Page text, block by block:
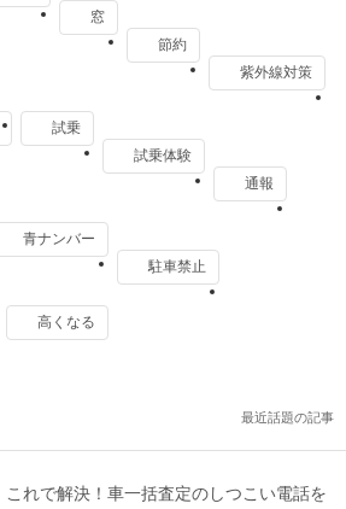
窓
節約
紫外線対策
試乗
試乗体験
通報
青ナンバー
駐車禁止
高くなる
最近話題の記事
これで解決！車一括査定のしつこい電話を